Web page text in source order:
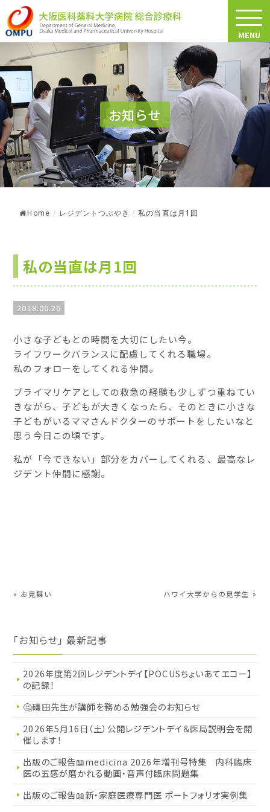
MENU
お知らせ
Home / レジデントつぶやき / 私の当直は月1回
私の当直は月1回
2018.06.26
小さな子どもとの時間を大切にしたい今。
ライフワークバランスに配慮してくれる職場。
私のフォローをしてくれる仲間。
プライマリケアとしての救急の経験も少しずつ重ねてい
きながら、子どもが大きくなったら、そのときに小さな
子どもがいるママさんドクターのサポートをしたいなと
思う今日この頃です。
私が「今できない」部分をカバーしてくれる、最高なレ
ジデント仲間に感謝。
« お見舞い ハワイ大学からの見学生 »
「お知らせ」 最新記事
2026年度第2回レジデントデイ【POCUSちょいあてエコー】
の記録！
🤔礒田先生が講師を務める勉強会のお知らせ
2026年5月16日（土）公開レジデントデイ＆医局説明会を開
催します！
出版のご報告📖medicina 2026年増刊号特集 内科臨床
医の五感が磨かれる動画・音声付臨床問題集
出版のご報告📖新・家庭医療専門医 ポートフォリオ実例集